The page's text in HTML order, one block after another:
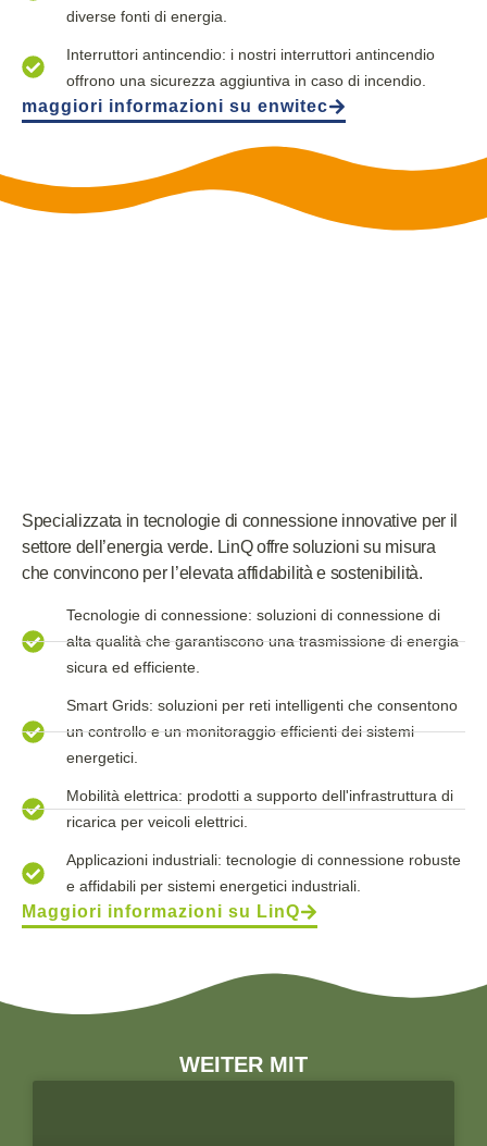
diverse fonti di energia.
Interruttori antincendio: i nostri interruttori antincendio
offrono una sicurezza aggiuntiva in caso di incendio.
maggiori informazioni su enwitec
Specializzata in tecnologie di connessione innovative per il
settore dell’energia verde. LinQ offre soluzioni su misura
che convincono per l’elevata affidabilità e sostenibilità.
Tecnologie di connessione: soluzioni di connessione di
alta qualità che garantiscono una trasmissione di energia
sicura ed efficiente.
Smart Grids: soluzioni per reti intelligenti che consentono
un controllo e un monitoraggio efficienti dei sistemi
energetici.
Mobilità elettrica: prodotti a supporto dell'infrastruttura di
ricarica per veicoli elettrici.
Applicazioni industriali: tecnologie di connessione robuste
e affidabili per sistemi energetici industriali.
Maggiori informazioni su LinQ
WEITER MIT